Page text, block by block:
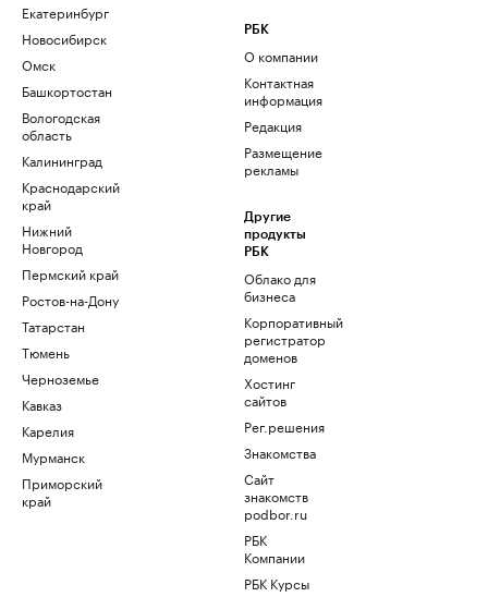
Екатеринбург
Новосибирск
Омск
Башкортостан
Вологодская
область
Калининград
Краснодарский
край
Нижний
Новгород
Пермский край
Ростов-на-Дону
Татарстан
Тюмень
Черноземье
Кавказ
Карелия
Мурманск
Приморский
край
РБК
О компании
Контактная
информация
Редакция
Размещение
рекламы
Другие
продукты
РБК
Облако для
бизнеса
Корпоративный
регистратор
доменов
Хостинг
сайтов
Рег.решения
Знакомства
Сайт
знакомств
podbor.ru
РБК
Компании
РБК Курсы